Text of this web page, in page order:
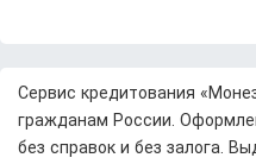
Сервис кредитования
гражданам России.
без справок и без залога.